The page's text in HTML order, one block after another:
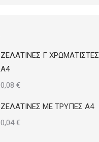
ΖΕΛΑΤΙΝΕΣ Γ ΧΡΩΜΑΤΙΣΤΕΣ
Α4
0,08 €
ΖΕΛΑΤΙΝΕΣ ΜΕ ΤΡΥΠΕΣ Α4
0,04€